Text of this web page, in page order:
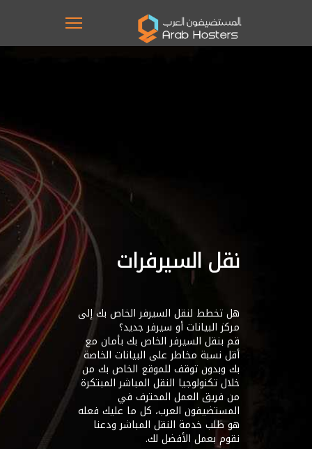
نقل السيرفرات
هل تخطط لنقل السيرفر الخاص بك إلى
مركز البيانات أو سيرفر جديد؟
قم بنقل السيرفر الخاص بك بأمان مع
أقل نسبة مخاطر على البيانات الخاصة
بك وبدون توقف للموقع الخاص بك من
خلال تكنولوجيا النقل المباشر المبتكرة
من فريق العمل المحترف في
المستضيفون العرب، كل ما عليك فعله
هو طلب خدمة النقل المباشر ودعنا
نقوم بعمل الأفضل لك.